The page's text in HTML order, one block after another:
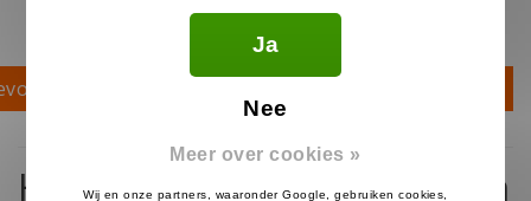
aan winkelwagen
Headsets voor de Motorola
Ja
Nee
Meer over cookies »